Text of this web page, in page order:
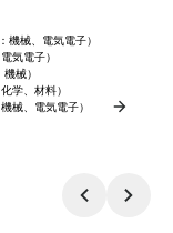
機械、電気電子）
気電子）
械）
学、材料）
械、電気電子）